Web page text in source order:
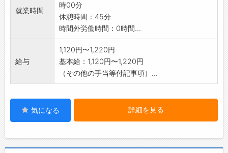
就業時間
時00分
休憩時間：45分
時間外労働時間：0時間...
給与
1,120円〜1,220円
基本給：1,120円〜1,220円
（その他の手当等付記事項）...
気になる 詳細を見る